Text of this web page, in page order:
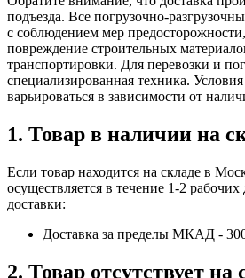
подъезда. Все погрузочно-
с соблюдением мер
повреждение строительных
транспортировки. Для перевозки и
специализированная техника.
варьироваться в зависимости от
1. Товар в наличии на
Если товар находится на складе в
осуществляется в течение 1-2
доставки:
Доставка за пределы МКАД -
2. Товар отсутствует на